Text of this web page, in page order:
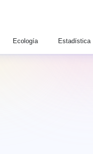
Ecología Estadística